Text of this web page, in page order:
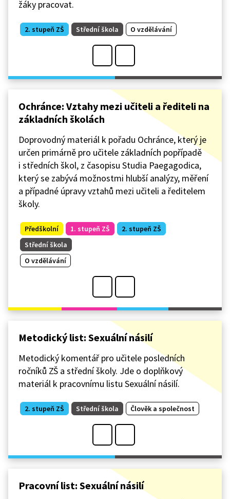
žáky pracovat.
2. stupeň ZŠ Střední škola O vzdělávání
Ochránce: Vztahy mezi učiteli a řediteli na
základních školách
Doprovodný materiál k pořadu Ochránce, který je
určen primárně pro učitele základních popřípadě
i středních škol, z časopisu Studia Paegagodica,
který se zabývá možnostmi hlubší analýzy, měření
a případné úpravy vztahů mezi učiteli a ředitelem
školy.
Předškolní 1. stupeň ZŠ
2. stupeň ZŠ
Střední škola
O vzdělávání
Metodický list: Sexuální násilí
Metodický komentář pro učitele posledních
ročníků ZŠ a střední školy. Jde o doplňkový
materiál k pracovnímu listu Sexuální násilí.
2. stupeň ZŠ Střední škola Člověk a společnost
Pracovní list: Sexuální násilí